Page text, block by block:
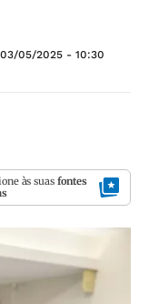
03/05/2025 - 10:30
às suas fontes